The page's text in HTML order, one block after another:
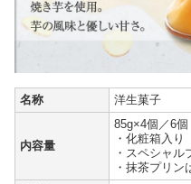
名称 洋生菓子
内容量
85g×4個／6個
・化粧箱入り
・スペシャル
・抹茶プリン